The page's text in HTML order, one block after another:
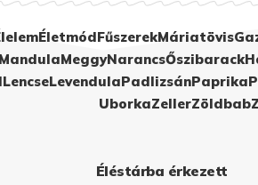
ÉletmódFűszerekMáriatövis
MandulaMeggyNarancsŐszibarack
LencseLevendulaPadlizsánPaprika
UborkaZellerZöldbab
Éléstárba érkezett